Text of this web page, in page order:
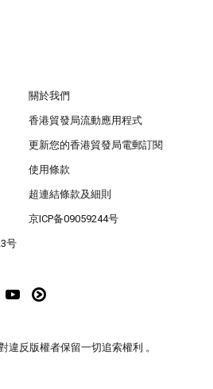
關於我們
香港貿發局流動應用程式
更新您的香港貿發局電郵訂閱
使用條款
超連結條款及細則
京ICP备09059244号
号
違反版權者保留一切追索權利 。